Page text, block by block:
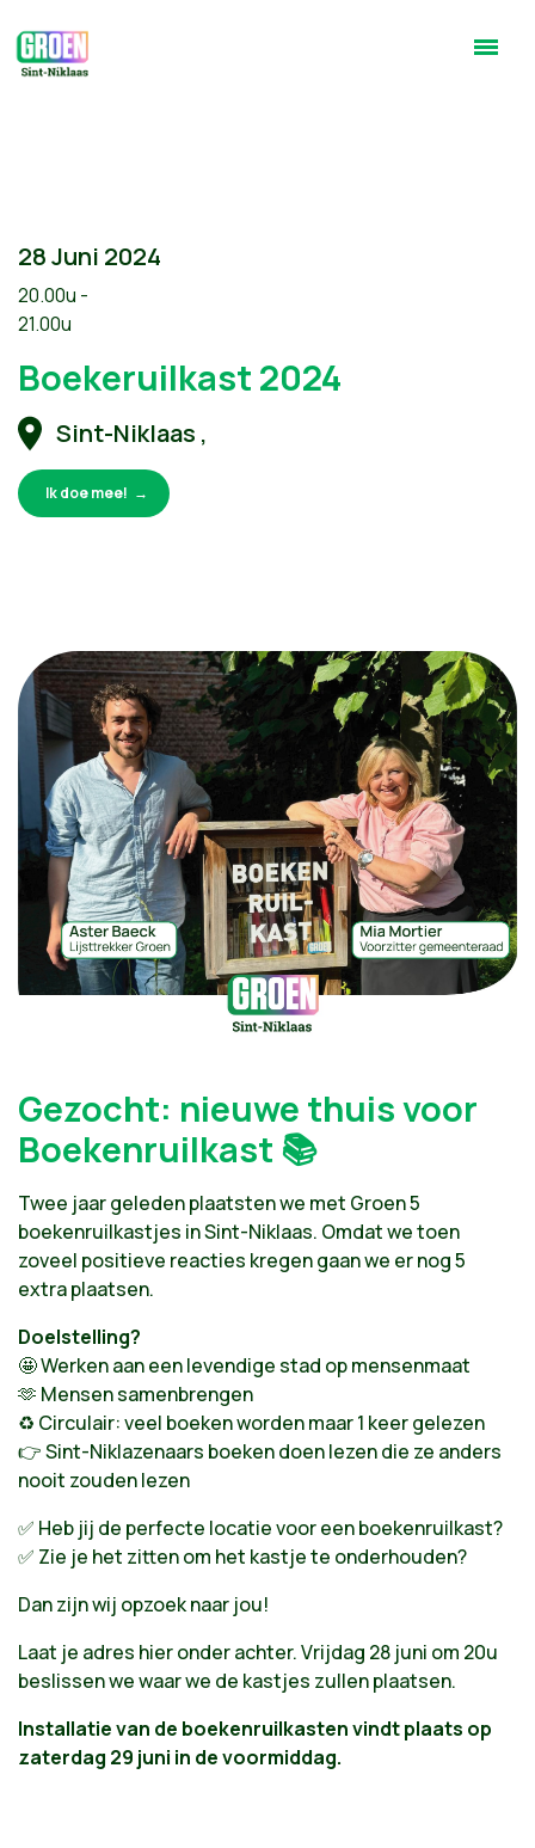
28 Juni 2024
20.00u -
21.00u
Boekeruilkast 2024
Sint-Niklaas ,
Ik doe mee!
Gezocht: nieuwe thuis voor
Boekenruilkast 📚
Twee jaar geleden plaatsten we met Groen 5
boekenruilkastjes in Sint-Niklaas. Omdat we toen
zoveel positieve reacties kregen gaan we er nog 5
extra plaatsen.
Doelstelling?
🤩 Werken aan een levendige stad op mensenmaat
🫶 Mensen samenbrengen
♻️ Circulair: veel boeken worden maar 1 keer gelezen
👉 Sint-Niklazenaars boeken doen lezen die ze anders
nooit zouden lezen
✅ Heb jij de perfecte locatie voor een boekenruilkast?
✅ Zie je het zitten om het kastje te onderhouden?
Dan zijn wij opzoek naar jou!
Laat je adres hier onder achter. Vrijdag 28 juni om 20u
beslissen we waar we de kastjes zullen plaatsen.
Installatie van de boekenruilkasten vindt plaats op
zaterdag 29 juni in de voormiddag.